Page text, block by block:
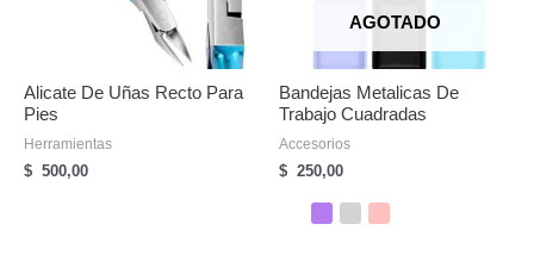
Alicate De Uñas Recto Para
Pies
Herramientas
$ 500,00
AGOTADO
Bandejas Metalicas De
Trabajo Cuadradas
Accesorios
$ 250,00